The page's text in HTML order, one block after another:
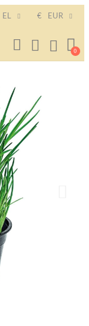
EL € EUR